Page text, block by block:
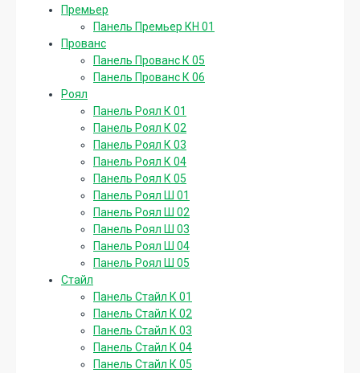
Премьер
Панель Премьер КН 01
Прованс
Панель Прованс К 05
Панель Прованс К 06
Роял
Панель Роял К 01
Панель Роял К 02
Панель Роял К 03
Панель Роял К 04
Панель Роял К 05
Панель Роял Ш 01
Панель Роял Ш 02
Панель Роял Ш 03
Панель Роял Ш 04
Панель Роял Ш 05
Стайл
Панель Стайл К 01
Панель Стайл К 02
Панель Стайл К 03
Панель Стайл К 04
Панель Стайл К 05